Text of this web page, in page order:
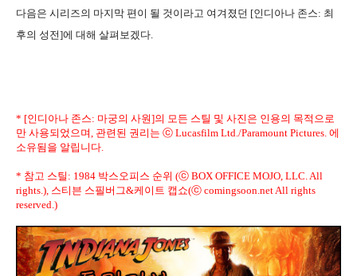
다음은 시리즈의 마지막 편이 될 것이라고 여겨졌던 [인디아나 존스: 최
후의 성전]에 대해 살펴보겠다.
* [인디아나 존스: 마궁의 사원]의 모든 스틸 및 사진은 인용의 목적으로
만 사용되었으며, 관련된 권리는 ⓒ Lucasfilm Ltd./Paramount Pictures. 에
소유됨을 알립니다.
* 참고 스틸: 1984 박스오피스 순위 (ⓒ BOX OFFICE MOJO, LLC. All
rights.), 스티븐 스필버그&케이트 캡쇼(ⓒ comingsoon.net All rights
reserved.)